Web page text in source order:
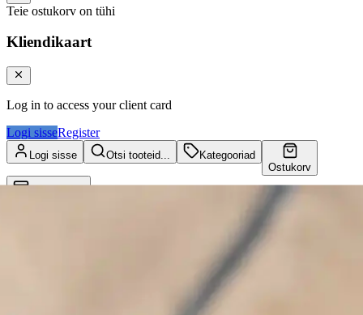
Teie ostukorv on tühi
Kliendikaart
Log in to access your client card
Logi sisseRegister
Logi sisse Otsi tooteid...
Kategooriad
Ostukorv